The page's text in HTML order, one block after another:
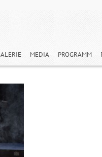
MEDIA PROGRAMM